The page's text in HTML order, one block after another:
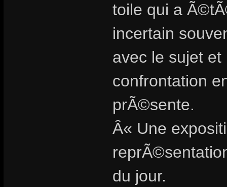
toile qui a
incertain
avec le sujet
confrontation
prÃ©sente.
Â« Une
du jour.